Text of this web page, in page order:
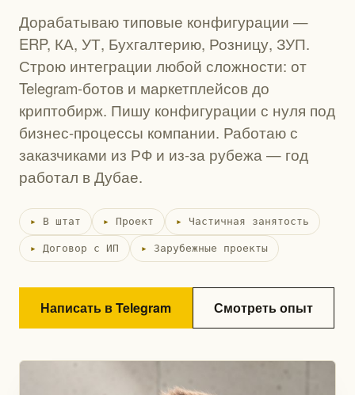
Дорабатываю типовые конфигурации —
ERP, КА, УТ, Бухгалтерию, Розницу, ЗУП.
Строю интеграции любой сложности: от
Telegram-ботов и маркетплейсов до
криптобирж. Пишу конфигурации с нуля под
бизнес-процессы компании. Работаю с
заказчиками из РФ и из-за рубежа — год
работал в Дубае.
В штат Проект Частичная занятость
Договор с ИП Зарубежные проекты
Написать в Telegram Смотреть опыт